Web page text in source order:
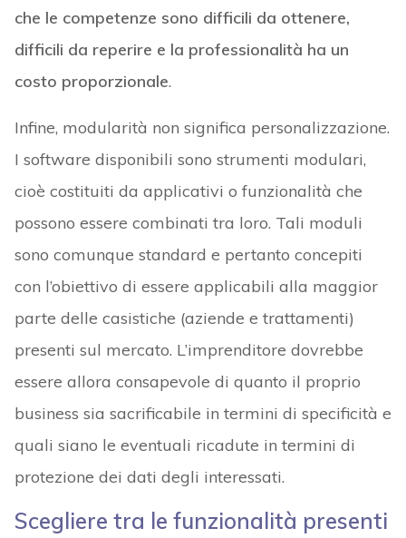
che le competenze sono difficili da ottenere,
difficili da reperire e la professionalità ha un
costo proporzionale.
Infine, modularità non significa personalizzazione.
I software disponibili sono strumenti modulari,
cioè costituiti da applicativi o funzionalità che
possono essere combinati tra loro. Tali moduli
sono comunque standard e pertanto concepiti
con l’obiettivo di essere applicabili alla maggior
parte delle casistiche (aziende e trattamenti)
presenti sul mercato. L’imprenditore dovrebbe
essere allora consapevole di quanto il proprio
business sia sacrificabile in termini di specificità e
quali siano le eventuali ricadute in termini di
protezione dei dati degli interessati.
Scegliere tra le funzionalità presenti